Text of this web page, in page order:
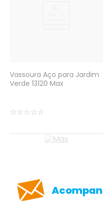
Vassoura Aço para Jardim
Verde 13120 Max
☆☆☆☆☆